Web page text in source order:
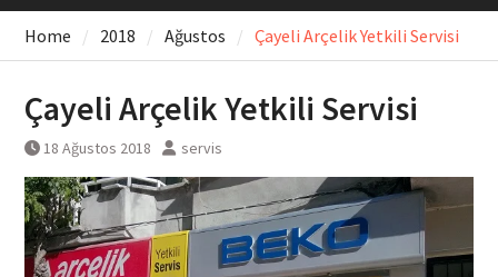
Home 2018 Ağustos Çayeli Arçelik Yetkili Servisi
Çayeli Arçelik Yetkili Servisi
18 Ağustos 2018 servis